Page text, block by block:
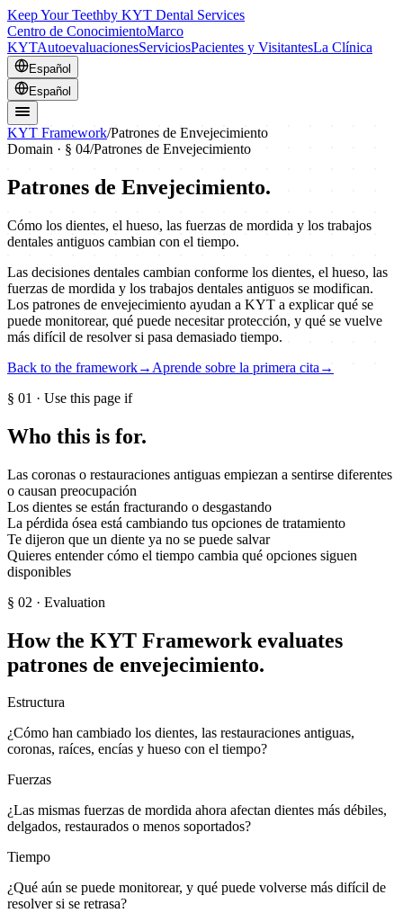
Keep Your Teethby KYT Dental Services
Centro de ConocimientoMarco
KYTAutoevaluacionesServiciosPacientes y VisitantesLa Clínica
Español
Español
KYT Framework/Patrones de Envejecimiento
Domain · § 04/Patrones de Envejecimiento
Patrones de Envejecimiento.
Cómo los dientes, el hueso, las fuerzas de mordida y los trabajos
dentales antiguos cambian con el tiempo.
Las decisiones dentales cambian conforme los dientes, el hueso, las
fuerzas de mordida y los trabajos dentales antiguos se modifican.
Los patrones de envejecimiento ayudan a KYT a explicar qué se
puede monitorear, qué puede necesitar protección, y qué se vuelve
más difícil de resolver si pasa demasiado tiempo.
Back to the framework→ Aprende sobre la primera cita →
§ 01 · Use this page if
Who this is for.
Las coronas o restauraciones antiguas empiezan a sentirse diferentes
o causan preocupación
Los dientes se están fracturando o desgastando
La pérdida ósea está cambiando tus opciones de tratamiento
Te dijeron que un diente ya no se puede salvar
Quieres entender cómo el tiempo cambia qué opciones siguen
disponibles
§ 02 · Evaluation
How the KYT Framework evaluates
patrones de envejecimiento.
Estructura
¿Cómo han cambiado los dientes, las restauraciones antiguas,
coronas, raíces, encías y hueso con el tiempo?
Fuerzas
¿Las mismas fuerzas de mordida ahora afectan dientes más débiles,
delgados, restaurados o menos soportados?
Tiempo
¿Qué aún se puede monitorear, y qué puede volverse más difícil de
resolver si se retrasa?